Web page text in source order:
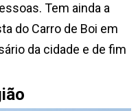
Tem ainda a
do Carro de Boi em
da cidade e de fim